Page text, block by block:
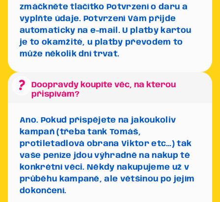
zmáčkněte tlačítko Potvrzení o daru a
vyplňte údaje. Potvrzení Vám přijde
automaticky na e-mail. U platby kartou
je to okamžité, u platby převodem to
může několik dní trvat.
question_mark
Doopravdy koupíte věc, na kterou
přispívám?
Ano. Pokud přispějete na jakoukoliv
kampaň (třeba tank Tomáš,
protiletadlová obrana Viktor etc…) tak
vaše peníze jdou výhradně na nakup té
konkrétní věci. Někdy nakupujeme už v
průběhu kampaně, ale většinou po jejím
dokončení.